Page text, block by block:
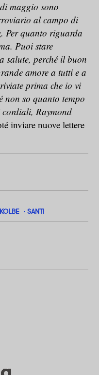
maggio sono
al campo di
Per quanto riguarda
Puoi stare
salute, perché il buon
amore a tutti e a
prima che io vi
non so quanto tempo
Raymond
inviare nuove lettere
SANTI